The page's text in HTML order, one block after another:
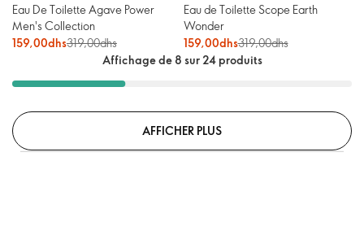
Eau De Toilette Agave Power
Men's Collection
159,00dhs319,00dhs
Eau de Toilette Scope Earth
Wonder
159,00dhs319,00dhs
Affichage de 8 sur 24 produits
AFFICHER PLUS